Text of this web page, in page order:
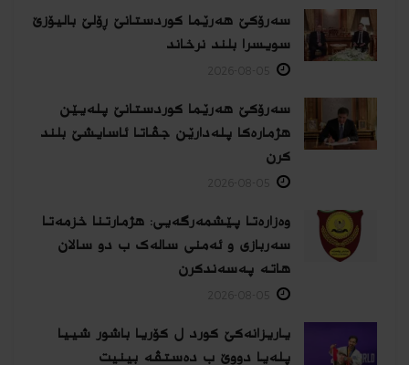
سەرۆکێ هەرێما کوردستانێ ڕۆلێ بالیۆزێ
سویسرا بلند نرخاند
سەرۆکێ هەرێما کوردستانێ پلەیێن
هژمارەكا پلەدارێن جڤاتا ئاسایشێ بلند
كرن
وەزارەتا پێشمەرگەیی: هژمارتنا خزمەتا
سەربازی و ئەمنی سالەک ب دو سالان
هاتە پەسەندكرن
یاریزانەكێ کورد ل کۆریا باشور شییا
پلەیا دووێ ب دەستڤە بینیت